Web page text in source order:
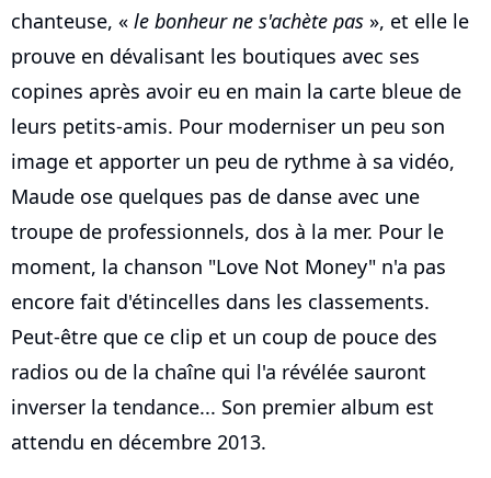
chanteuse, « le bonheur ne s'achète pas », et elle le
prouve en dévalisant les boutiques avec ses
copines après avoir eu en main la carte bleue de
leurs petits-amis. Pour moderniser un peu son
image et apporter un peu de rythme à sa vidéo,
Maude ose quelques pas de danse avec une
troupe de professionnels, dos à la mer. Pour le
moment, la chanson "Love Not Money" n'a pas
encore fait d'étincelles dans les classements.
Peut-être que ce clip et un coup de pouce des
radios ou de la chaîne qui l'a révélée sauront
inverser la tendance... Son premier album est
attendu en décembre 2013.